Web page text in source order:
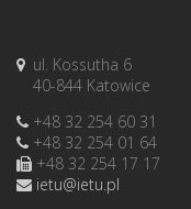
ul. Kossutha 6
40-844 Katowice
+48 32 254 60 31
+48 32 254 01 64
+48 32 254 17 17
ietu@ietu.pl